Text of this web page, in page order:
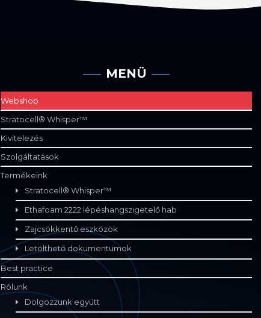
MENÜ
Webshop
Stratocell® Whisper™
Kivitelezés
Szolgáltatások
Termékeink
Stratocell® Whisper™
Ethafoam 2222 lépéshangszigetelő hab
Zajcsökkentő eszközök
Letölthető dokumentumok
Best practice
Rólunk
Dolgozzunk együtt